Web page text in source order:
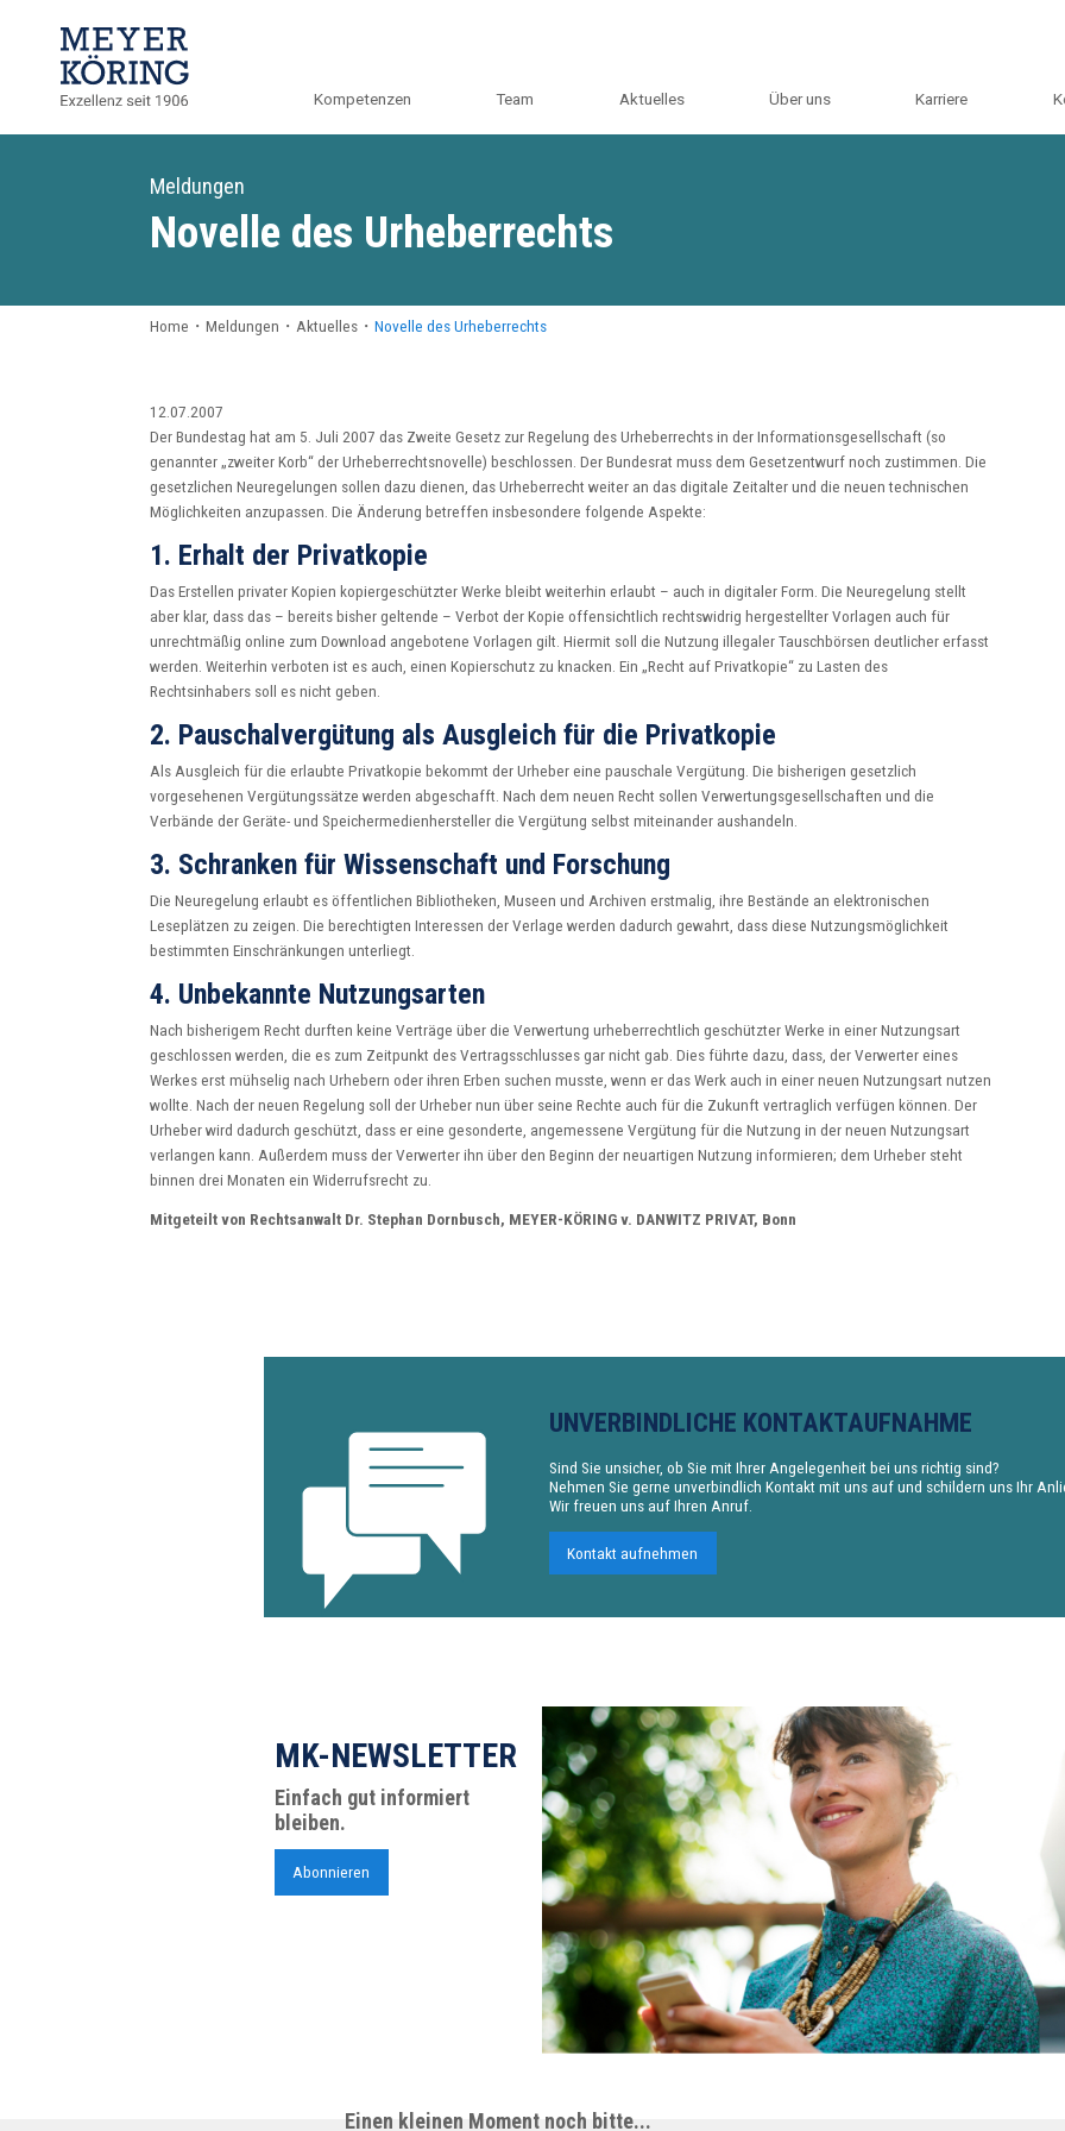
Kompetenzen Team Aktuelles Über uns Karriere
Meldungen
Novelle des Urheberrechts
Home ・ Meldungen ・ Aktuelles ・ Novelle des Urheberrechts
12.07.2007
Der Bundestag hat am 5. Juli 2007 das Zweite Gesetz zur Regelung des Urheberrechts in der Informationsgesellschaft (so
genannter „zweiter Korb“ der Urheberrechtsnovelle) beschlossen. Der Bundesrat muss dem Gesetzentwurf noch zustimmen. Die
gesetzlichen Neuregelungen sollen dazu dienen, das Urheberrecht weiter an das digitale Zeitalter und die neuen technischen
Möglichkeiten anzupassen. Die Änderung betreffen insbesondere folgende Aspekte:
1. Erhalt der Privatkopie
Das Erstellen privater Kopien kopiergeschützter Werke bleibt weiterhin erlaubt – auch in digitaler Form. Die Neuregelung stellt
aber klar, dass das – bereits bisher geltende – Verbot der Kopie offensichtlich rechtswidrig hergestellter Vorlagen auch für
unrechtmäßig online zum Download angebotene Vorlagen gilt. Hiermit soll die Nutzung illegaler Tauschbörsen deutlicher erfasst
werden. Weiterhin verboten ist es auch, einen Kopierschutz zu knacken. Ein „Recht auf Privatkopie“ zu Lasten des
Rechtsinhabers soll es nicht geben.
2. Pauschalvergütung als Ausgleich für die Privatkopie
Als Ausgleich für die erlaubte Privatkopie bekommt der Urheber eine pauschale Vergütung. Die bisherigen gesetzlich
vorgesehenen Vergütungssätze werden abgeschafft. Nach dem neuen Recht sollen Verwertungsgesellschaften und die
Verbände der Geräte- und Speichermedienhersteller die Vergütung selbst miteinander aushandeln.
3. Schranken für Wissenschaft und Forschung
Die Neuregelung erlaubt es öffentlichen Bibliotheken, Museen und Archiven erstmalig, ihre Bestände an elektronischen
Leseplätzen zu zeigen. Die berechtigten Interessen der Verlage werden dadurch gewahrt, dass diese Nutzungsmöglichkeit
bestimmten Einschränkungen unterliegt.
4. Unbekannte Nutzungsarten
Nach bisherigem Recht durften keine Verträge über die Verwertung urheberrechtlich geschützter Werke in einer Nutzungsart
geschlossen werden, die es zum Zeitpunkt des Vertragsschlusses gar nicht gab. Dies führte dazu, dass, der Verwerter eines
Werkes erst mühselig nach Urhebern oder ihren Erben suchen musste, wenn er das Werk auch in einer neuen Nutzungsart nutzen
wollte. Nach der neuen Regelung soll der Urheber nun über seine Rechte auch für die Zukunft vertraglich verfügen können. Der
Urheber wird dadurch geschützt, dass er eine gesonderte, angemessene Vergütung für die Nutzung in der neuen Nutzungsart
verlangen kann. Außerdem muss der Verwerter ihn über den Beginn der neuartigen Nutzung informieren; dem Urheber steht
binnen drei Monaten ein Widerrufsrecht zu.
Mitgeteilt von Rechtsanwalt Dr. Stephan Dornbusch, MEYER-KÖRING v. DANWITZ PRIVAT, Bonn
UNVERBINDLICHE KONTAKTAUFNAHME
Sind Sie unsicher, ob Sie mit Ihrer Angelegenheit bei uns richtig sind?
Nehmen Sie gerne unverbindlich Kontakt mit uns auf und schildern uns Ihr
Wir freuen uns auf Ihren Anruf.
Kontakt aufnehmen
MK-NEWSLETTER
Einfach gut informiert
bleiben.
Abonnieren
Einen kleinen Moment noch bitte...